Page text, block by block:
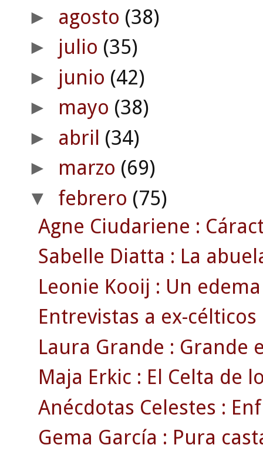
► agosto (38)
► julio (35)
► junio (42)
► mayo (38)
► abril (34)
► marzo (69)
▼ febrero (75)
Agne Ciudariene :
Sabelle Diatta : La
Leonie Kooij : Un
Entrevistas a ex-
Laura Grande : Grande
Maja Erkic : El Celta de
Anécdotas Celestes :
Gema García : Pura